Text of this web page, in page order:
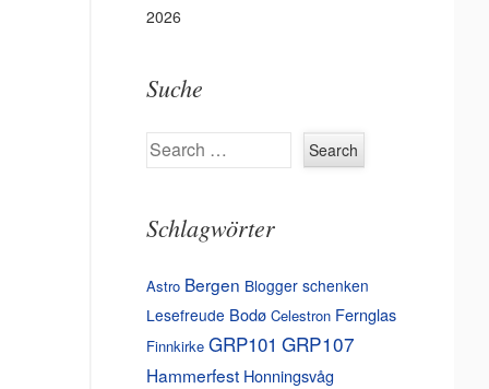
2026
Suche
Search
Schlagwörter
Astro Bergen Blogger schenken
Lesefreude Bodø Celestron Fernglas
Finnkirke GRP101 GRP107
Hammerfest Honningsvåg